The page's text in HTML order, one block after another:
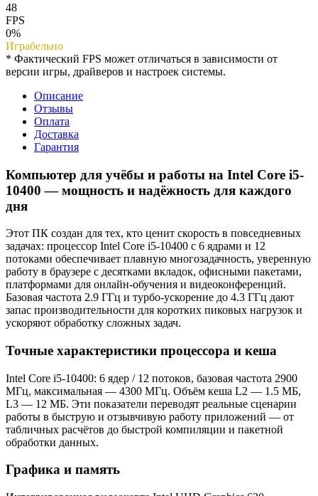
48
FPS
0%
Играбельно
* Фактический FPS может отличаться в зависимости от
версии игры, драйверов и настроек системы.
Описание
Отзывы
Оплата
Доставка
Гарантия
Компьютер для учёбы и работы на Intel Core i5-
10400 — мощность и надёжность для каждого
дня
Этот ПК создан для тех, кто ценит скорость в повседневных
задачах: процессор Intel Core i5-10400 с 6 ядрами и 12
потоками обеспечивает плавную многозадачность, уверенную
работу в браузере с десятками вкладок, офисными пакетами,
платформами для онлайн-обучения и видеоконференций.
Базовая частота 2.9 ГГц и турбо-ускорение до 4.3 ГГц дают
запас производительности для коротких пиковых нагрузок и
ускоряют обработку сложных задач.
Точные характеристики процессора и кеша
Intel Core i5-10400: 6 ядер / 12 потоков, базовая частота 2900
МГц, максимальная — 4300 МГц. Объём кеша L2 — 1.5 МБ,
L3 — 12 МБ. Эти показатели переводят реальные сценарии
работы в быструю и отзывчивую работу приложений — от
табличных расчётов до быстрой компиляции и пакетной
обработки данных.
Графика и память